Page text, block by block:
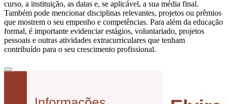
curso, a instituição, as datas e, se aplicável, a sua média final.
Também pode mencionar disciplinas relevantes, projetos ou prêmios
que mostrem o seu empenho e competências. Para além da educação
formal, é importante evidenciar estágios, voluntariado, projetos
pessoais e outras atividades extracurriculares que tenham
contribuído para o seu crescimento profissional.